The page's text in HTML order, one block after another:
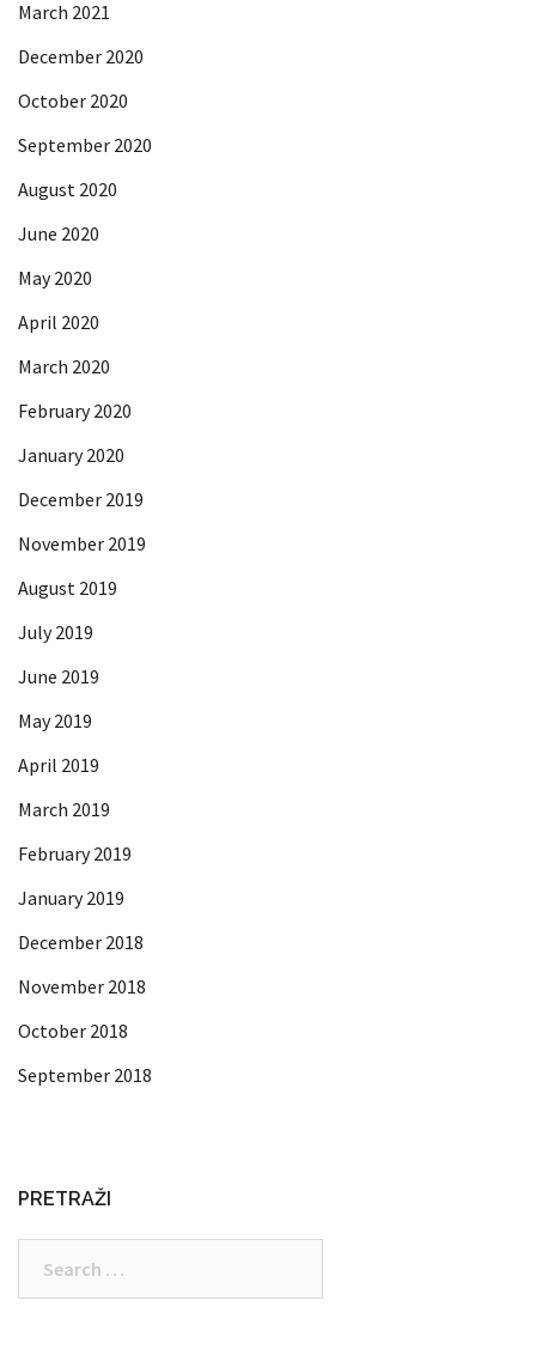
March 2021
December 2020
October 2020
September 2020
August 2020
June 2020
May 2020
April 2020
March 2020
February 2020
January 2020
December 2019
November 2019
August 2019
July 2019
June 2019
May 2019
April 2019
March 2019
February 2019
January 2019
December 2018
November 2018
October 2018
September 2018
PRETRAŽI